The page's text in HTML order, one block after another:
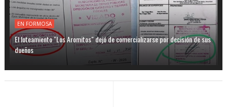
EN FORMOSA
El loteamiento "Los Aromitos" dejó de comercializarse por decisión de sus
dueños